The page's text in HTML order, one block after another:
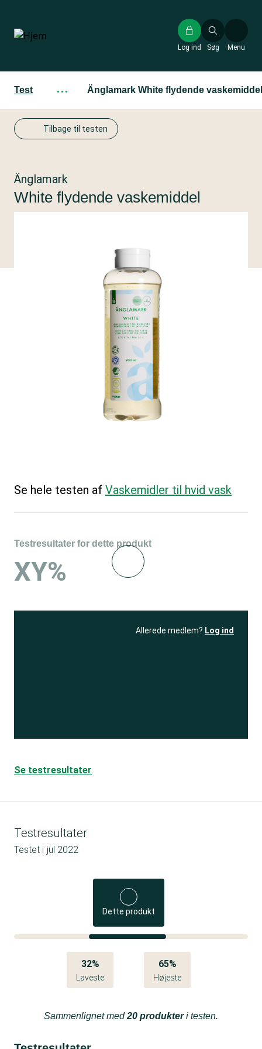
hovedindhold
Søg
Log ind Menu
Test ··· Änglamark White flydende vaskemiddel
Tilbage til testen
Änglamark
White flydende vaskemiddel
Se hele testen af Vaskemidler til hvid vask
Testresultater for dette produkt
XY%
Allerede medlem? Log ind
Se testresultater
Testresultater
Testet i jul 2022
Dette produkt
32%
Laveste
65%
Højeste
Sammenlignet med20 produkteri testen.